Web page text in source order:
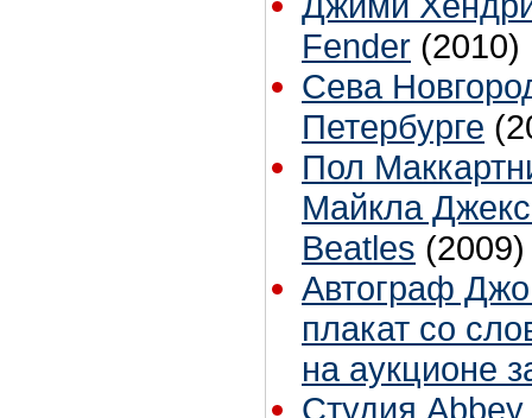
Fender (2010)
Сева
Петербурге
Пол
Майкла
Beatles (2009)
Автограф
плакат со
на аукционе
Студия Abbey